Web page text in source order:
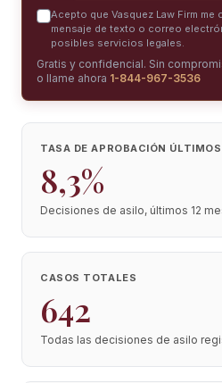
Acepto que Vasquez Law Firm me
mensaje de texto o correo
posibles servicios legales.
Gratis y confidencial. Sin
o llame ahora 1-844-967-3536
TASA DE APROBACIÓN
8,3%
Decisiones de asilo, últimos 12
CASOS TOTALES
642
Todas las decisiones de asilo